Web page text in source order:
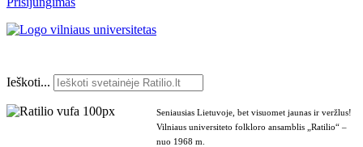
Ieškoti...
Seniausias Lietuvoje, bet visuomet jaunas ir veržlus!
Vilniaus universiteto folkloro ansamblis „Ratilio“ –
nuo 1968 m.